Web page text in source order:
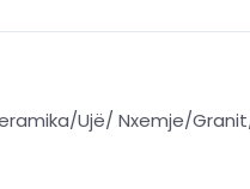
Ujë/ Nxemje/